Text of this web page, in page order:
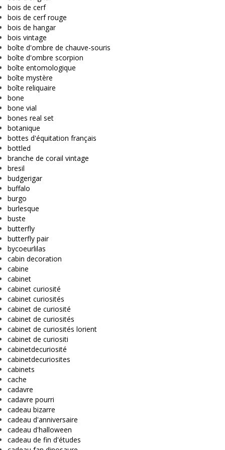
bois de cerf
bois de cerf rouge
bois de hangar
bois vintage
boîte d'ombre de chauve-souris
boîte d'ombre scorpion
boîte entomologique
boîte mystère
boîte reliquaire
bone
bone vial
bones real set
botanique
bottes d'équitation français
bottled
branche de corail vintage
bresil
budgerigar
buffalo
burgo
burlesque
buste
butterfly
butterfly pair
bycoeurlilas
cabin decoration
cabine
cabinet
cabinet curiosité
cabinet curiosités
cabinet de curiosité
cabinet de curiosités
cabinet de curiosités lorient
cabinet de curiositi
cabinetdecuriosité
cabinetdecuriosites
cabinets
cache
cadavre
cadavre pourri
cadeau bizarre
cadeau d'anniversaire
cadeau d'halloween
cadeau de fin d'études